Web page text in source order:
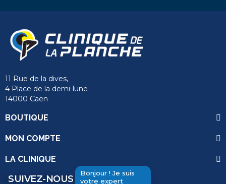
Bonjour ! Je suis
votre expert
11 Rue de la dives,
4 Place de la demi-lune
14000 Caen
BOUTIQUE
MON COMPTE
LA CLINIQUE
SUIVEZ-NOUS